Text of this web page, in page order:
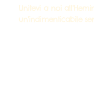
Unitevi a noi
un'indimenticabile